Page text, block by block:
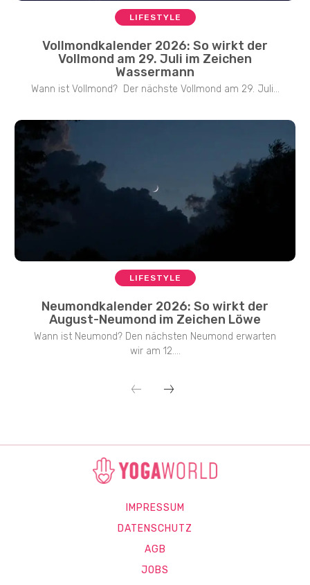
LIFESTYLE
Vollmondkalender 2026: So wirkt der
Vollmond am 29. Juli im Zeichen
Wassermann
Wann ist Vollmond? Der nächste Vollmond am 29. Juli...
LIFESTYLE
Neumondkalender 2026: So wirkt der
August-Neumond im Zeichen Löwe
Wann ist Neumond? Den nächsten Neumond erwarten
wir am 12....
IMPRESSUM
DATENSCHUTZ
AGB
JOBS